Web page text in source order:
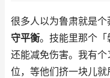
很多人以为鲁肃就是
守平衡。技能里那个
还能减免伤害。我有
位，等他们挤一块儿